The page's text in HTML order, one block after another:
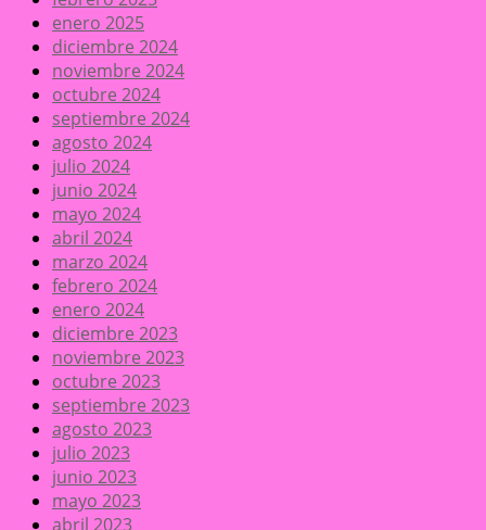
enero 2025
diciembre 2024
noviembre 2024
octubre 2024
septiembre 2024
agosto 2024
julio 2024
junio 2024
mayo 2024
abril 2024
marzo 2024
febrero 2024
enero 2024
diciembre 2023
noviembre 2023
octubre 2023
septiembre 2023
agosto 2023
julio 2023
junio 2023
mayo 2023
abril 2023